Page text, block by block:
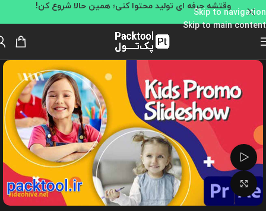
Skip to navigation
Skip to main content
وقتشه حرفه ای تولید محتوا کنی؛ همین حالا شروع کن!
تماشای ویدئو
بزرگنمایی تصویر